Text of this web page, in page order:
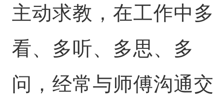
主动求教，在工作中多
看、多听、多思、多
问，经常与师傅沟通交